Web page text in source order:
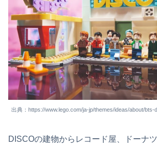
出典：https://www.lego.com/ja-jp/themes/ideas/about/bts-
DISCOの建物からレコード屋、ドーナ